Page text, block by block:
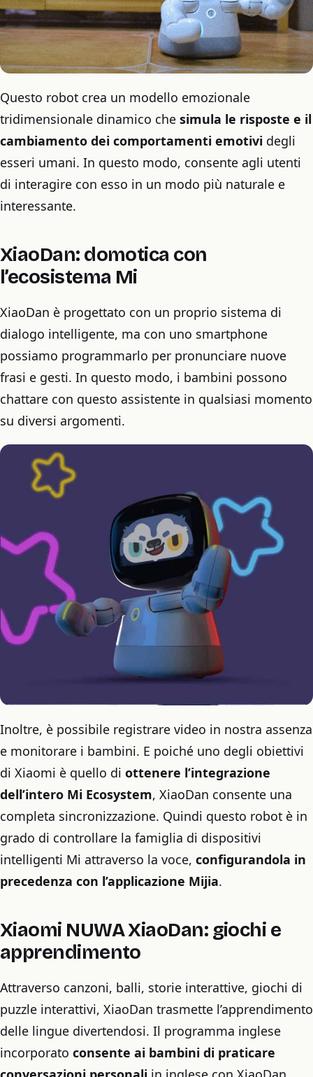
Questo robot crea un modello emozionale
tridimensionale dinamico che simula le risposte e il
cambiamento dei comportamenti emotivi degli
esseri umani. In questo modo, consente agli utenti
di interagire con esso in un modo più naturale e
interessante.
XiaoDan: domotica con
l’ecosistema Mi
XiaoDan è progettato con un proprio sistema di
dialogo intelligente, ma con uno smartphone
possiamo programmarlo per pronunciare nuove
frasi e gesti. In questo modo, i bambini possono
chattare con questo assistente in qualsiasi momento
su diversi argomenti.
Inoltre, è possibile registrare video in nostra assenza
e monitorare i bambini. E poiché uno degli obiettivi
di Xiaomi è quello di ottenere l’integrazione
dell’intero Mi Ecosystem, XiaoDan consente una
completa sincronizzazione. Quindi questo robot è in
grado di controllare la famiglia di dispositivi
intelligenti Mi attraverso la voce, configurandola in
precedenza con l’applicazione Mijia.
Xiaomi NUWA XiaoDan: giochi e
apprendimento
Attraverso canzoni, balli, storie interattive, giochi di
puzzle interattivi, XiaoDan trasmette l’apprendimento
delle lingue divertendosi. Il programma inglese
incorporato consente ai bambini di praticare